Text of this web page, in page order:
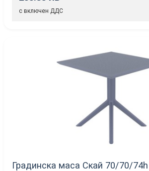
с включен ДДС
Градинска маса Скай 70/70/